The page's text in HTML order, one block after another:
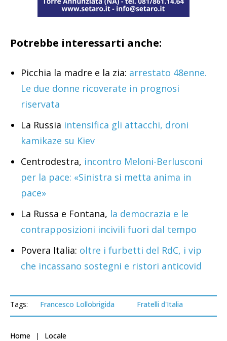
Potrebbe interessarti anche:
Picchia la madre e la zia: arrestato 48enne.
Le due donne ricoverate in prognosi
riservata
La Russia intensifica gli attacchi, droni
kamikaze su Kiev
Centrodestra, incontro Meloni-Berlusconi
per la pace: «Sinistra si metta anima in
pace»
La Russa e Fontana, la democrazia e le
contrapposizioni incivili fuori dal tempo
Povera Italia: oltre i furbetti del RdC, i vip
che incassano sostegni e ristori anticovid
Tags: Francesco Lollobrigida Fratelli d'Italia
Home Locale